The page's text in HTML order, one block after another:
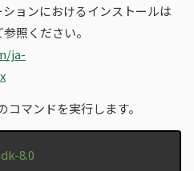
ョンにおけるインストールは
照ください。
ja-
コマンドを実行します。
8.0